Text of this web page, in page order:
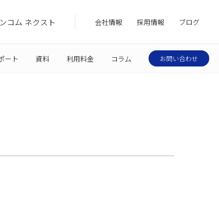
コム ネクスト 会社情報 採用情報 ブログ
ート 資料 利用料金 コラム お問い合わせ